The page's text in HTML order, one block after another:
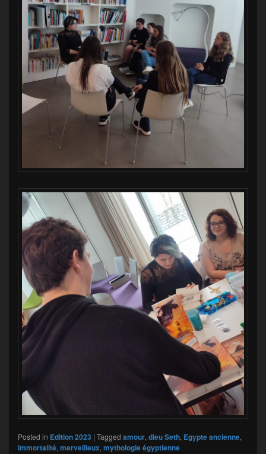
Posted in Edition 2023 | Tagged amour, dieu Seth, Egypte ancienne,
immortalité, merveilleux, mythologie égyptienne